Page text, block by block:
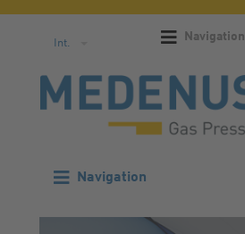
Int.
Navigation
Navigation